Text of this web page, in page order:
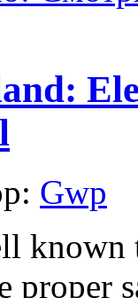
Gwp
known
proper